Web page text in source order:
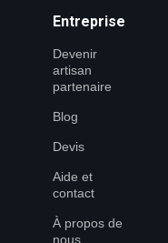
Entreprise
Devenir
artisan
partenaire
Blog
Devis
Aide et
contact
À propos de
nous